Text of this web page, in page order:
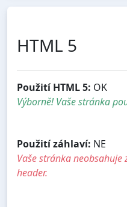
HTML 5
Použití HTML 5: OK
Výborně! Vaše stránka
Použití záhlaví: NE
Vaše stránka
header.